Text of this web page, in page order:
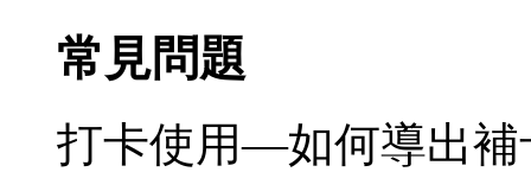
常見問題
打卡使用—如何導出補